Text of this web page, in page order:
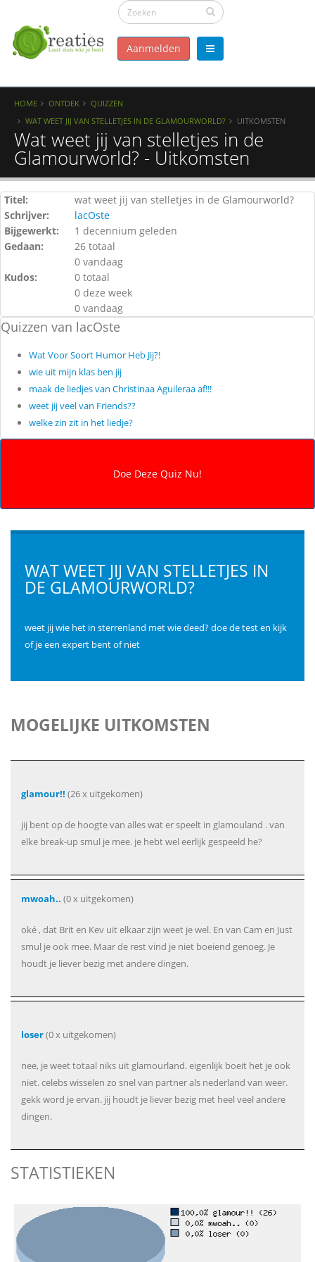
Aanmelden
HOME ONTDEK
QUIZZEN
WAT WEET JIJ VAN STELLETJES IN DE GLAMOURWORLD?
UITKOMSTEN
Wat weet jij van stelletjes in de
Glamourworld? - Uitkomsten
Titel:
wat weet jij van stelletjes in de Glamourworld?
Schrijver:
lacOste
Bijgewerkt:
1 decennium geleden
Gedaan:
26 totaal
0 vandaag
Kudos:
0 totaal
0 deze week
0 vandaag
Quizzen van lacOste
Wat Voor Soort Humor Heb Jij?!
wie uit mijn klas ben jij
maak de liedjes van Christinaa Aguileraa af!!!
weet jij veel van Friends??
welke zin zit in het liedje?
WAT WEET JIJ VAN STELLETJES IN
DE GLAMOURWORLD?
weet jij wie het in sterrenland met wie deed? doe de test en kijk
of je een expert bent of niet
MOGELIJKE UITKOMSTEN
glamour!! (26 x uitgekomen)
jij bent op de hoogte van alles wat er speelt in glamouland . van
elke break-up smul je mee. je hebt wel eerlijk gespeeld he?
mwoah.. (0 x uitgekomen)
oké , dat Brit en Kev uit elkaar zijn weet je wel. En van Cam en Just
smul je ook mee. Maar de rest vind je niet boeiend genoeg. Je
houdt je liever bezig met andere dingen.
loser(0 x uitgekomen)
nee, je weet totaal niks uit glamourland. eigenlijk boeit het je ook
niet. celebs wisselen zo snel van partner als nederland van weer.
gekk word je ervan. jij houdt je liever bezig met heel veel andere
dingen.
STATISTIEKEN